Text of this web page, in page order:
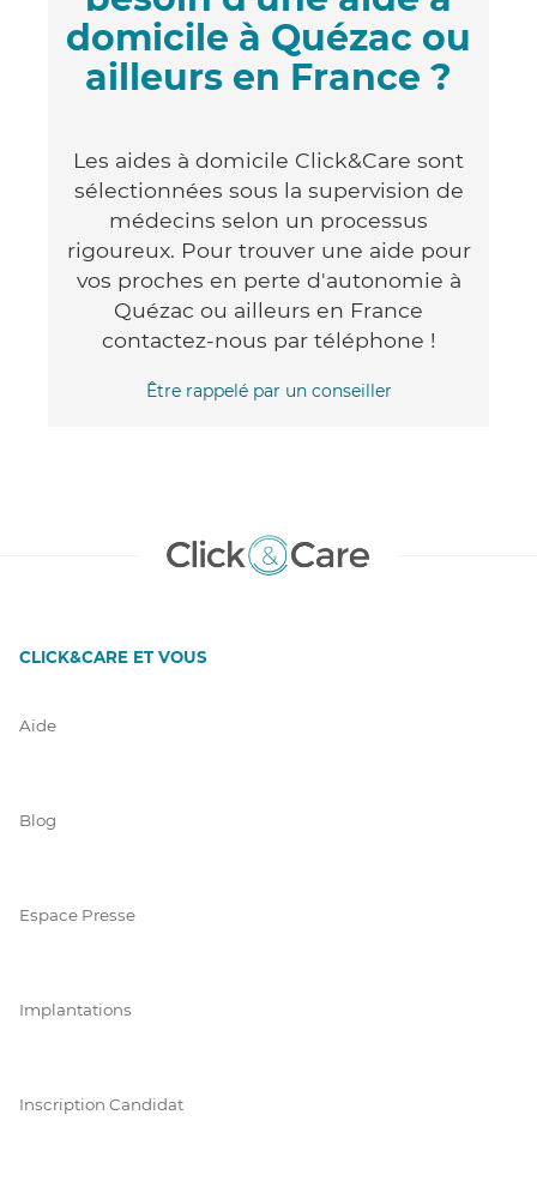
domicile à Quézac ou
ailleurs en France ?
Les aides à domicile Click&Care sont
sélectionnées sous la supervision de
médecins selon un processus
rigoureux. Pour trouver une aide pour
vos proches en perte d'autonomie à
Quézac ou ailleurs en France
contactez-nous par téléphone !
Être rappelé par un conseiller
CLICK&CARE ET VOUS
Aide
Blog
Espace Presse
Implantations
Inscription Candidat